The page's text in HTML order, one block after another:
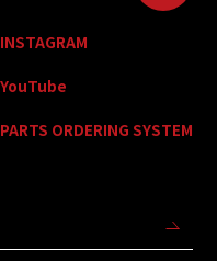
INSTAGRAM
YouTube
PARTS ORDERING SYSTEM